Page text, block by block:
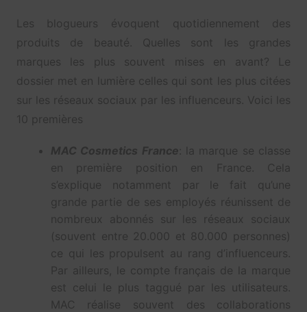
Les blogueurs évoquent quotidiennement des
produits de beauté. Quelles sont les grandes
marques les plus souvent mises en avant? Le
dossier met en lumière celles qui sont les plus citées
sur les réseaux sociaux par les influenceurs. Voici les
10 premières
MAC Cosmetics France: la marque se classe
en première position en France. Cela
s’explique notamment par le fait qu’une
grande partie de ses employés réunissent de
nombreux abonnés sur les réseaux sociaux
(souvent entre 20.000 et 80.000 personnes)
ce qui les propulsent au rang d’influenceurs.
Par ailleurs, le compte français de la marque
est celui le plus taggué par les utilisateurs.
MAC réalise souvent des collaborations